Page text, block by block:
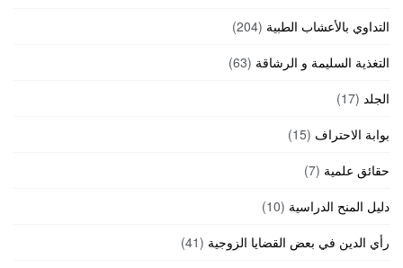
التداوي بالأعشاب الطبية (204)
التغذية السليمة و الرشاقة (63)
الجلد (17)
بوابة الاحتراف (15)
حقائق علمية (7)
دليل المنح الدراسية (10)
رأي الدين في بعض القضايا الزوجية (41)